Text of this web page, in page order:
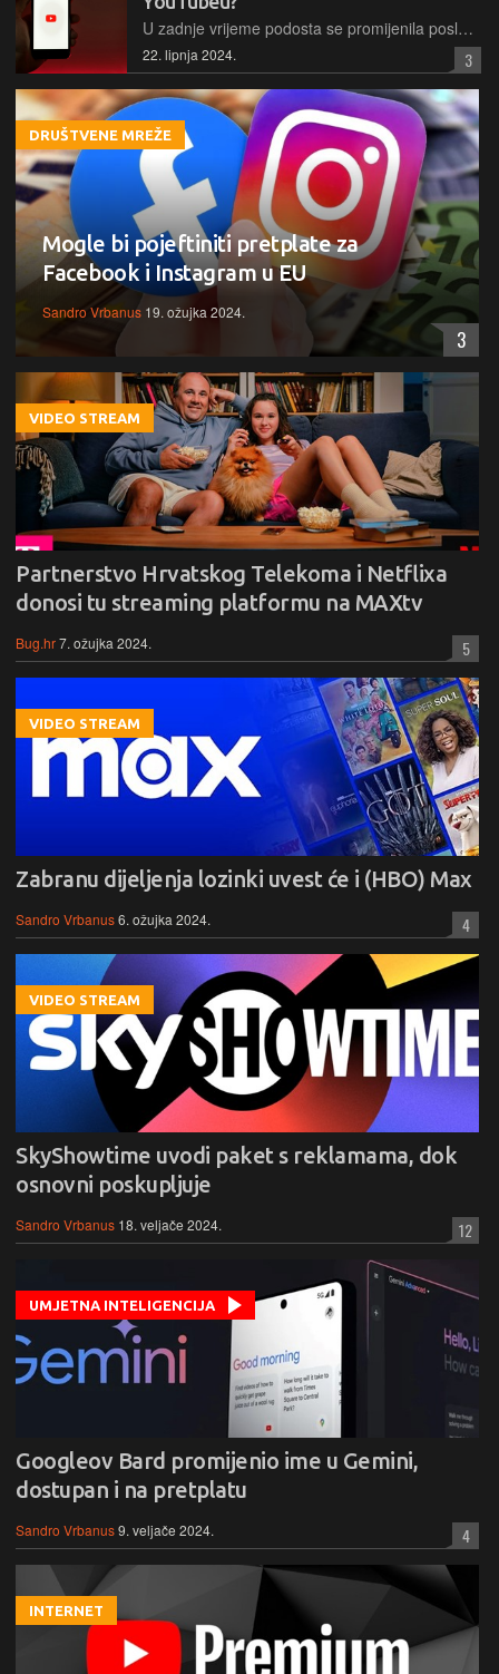
U zadnje vrijeme podosta se promijenila poslovna politika YouTubea, sve s ciljem da natjera korisnike na plaćanje pretplate. Kako reagirate na to?
22. lipnja 2024. 3
DRUŠTVENE MREŽE
Mogle bi pojeftiniti pretplate za
Facebook i Instagram u EU
Sandro Vrbanus 19. ožujka 2024.
3
VIDEO STREAM
Partnerstvo Hrvatskog Telekoma i Netflixa
donosi tu streaming platformu na MAXtv
Bug.hr7. ožujka 2024. 5
VIDEO STREAM
Zabranu dijeljenja lozinki uvest će i (HBO) Max
Sandro Vrbanus6. ožujka 2024. 4
VIDEO STREAM
SkyShowtime uvodi paket s reklamama, dok
osnovni poskupljuje
Sandro Vrbanus 18. veljače 2024. 12
UMJETNA INTELIGENCIJA
Googleov Bard promijenio ime u Gemini,
dostupan i na pretplatu
Sandro Vrbanus9. veljače 2024. 4
INTERNET